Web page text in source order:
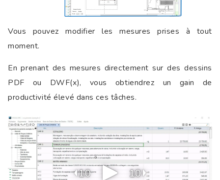
Vous pouvez modifier les mesures prises à tout
moment.
En prenant des mesures directement sur des dessins
PDF ou DWF(x), vous obtiendrez un gain de
productivité élevé dans ces tâches.